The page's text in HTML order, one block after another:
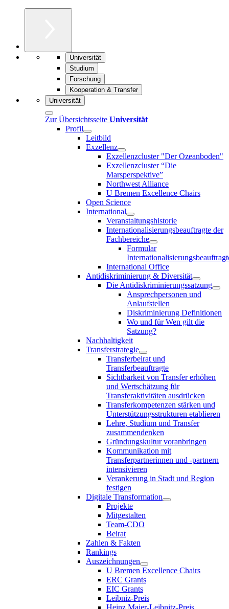
Universität
Studium
Forschung
Kooperation & Transfer
Universität
Zur Übersichtsseite Universität
Profil
Leitbild
Exzellenz
Exzellenzcluster "Der Ozeanboden"
Exzellenzcluster “Die
Marsperspektive”
Northwest Alliance
U Bremen Excellence Chairs
Open Science
International
Veranstaltungshistorie
Internationalisierungsbeauftragte der
Fachbereiche
Formular
International Office
Antidiskriminierung & Diversität
Die Antidiskriminierungssatzung
Ansprechpersonen und
Anlaufstellen
Diskriminierung Definitionen
Wo und für Wen gilt die
Satzung?
Nachhaltigkeit
Transferstrategie
Transferbeirat und
Transferbeauftragte
Sichtbarkeit von Transfer erhöhen
und Wertschätzung für
Transferaktivitäten ausdrücken
Transferkompetenzen stärken und
Unterstützungsstrukturen etablieren
Lehre, Studium und Transfer
zusammendenken
Gründungskultur voranbringen
Kommunikation mit
Transferpartnerinnen und -partnern
intensivieren
Verankerung in Stadt und Region
festigen
Digitale Transformation
Projekte
Mitgestalten
Team-CDO
Beirat
Zahlen & Fakten
Rankings
Auszeichnungen
U Bremen Excellence Chairs
ERC Grants
EIC Grants
Leibniz-Preis
Heinz Maier-Leibnitz-Preis